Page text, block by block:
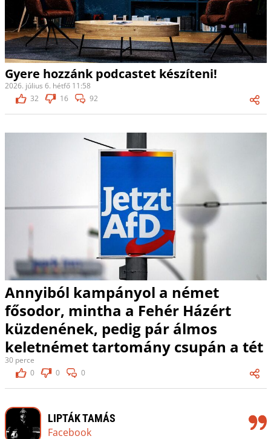
Gyere hozzánk podcastet készíteni!
2026. július 6. hétfő 11:58
32
16 92
Annyiból kampányol a német
fősodor, mintha a Fehér Házért
küzdenének, pedig pár álmos
keletnémet tartomány csupán a tét
30 perce
0
0 0
LIPTÁK TAMÁS
Facebook